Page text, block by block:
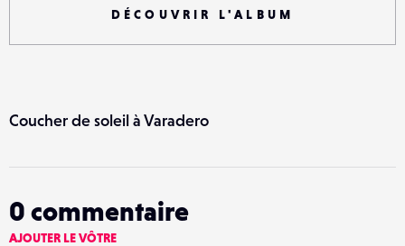
DÉCOUVRIR L'ALBUM
Coucher de soleil à Varadero
0 commentaire
AJOUTER LE VÔTRE